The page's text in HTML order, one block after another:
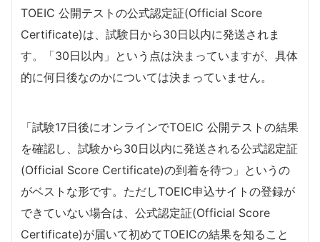
TOEIC 公開テストの公式認定証(Official Score
Certificate)は、試験日から30日以内に発送されま
す。「30日以内」という点は決まっていますが、具体
的に何日後なのかについては決まっていません。
「試験17日後にオンラインでTOEIC 公開テストの結果
を確認し、試験から30日以内に発送される公式認定証
(Official Score Certificate)の到着を待つ」というの
がベストな形です。ただしTOEIC申込サイトの登録が
できていない場合は、公式認定証(Official Score
Certificate)が届いて初めてTOEICの結果を知ること